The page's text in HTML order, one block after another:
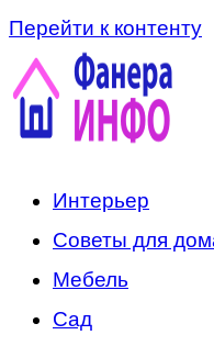
Перейти к контенту
Интерьер
Советы для
Мебель
Сад